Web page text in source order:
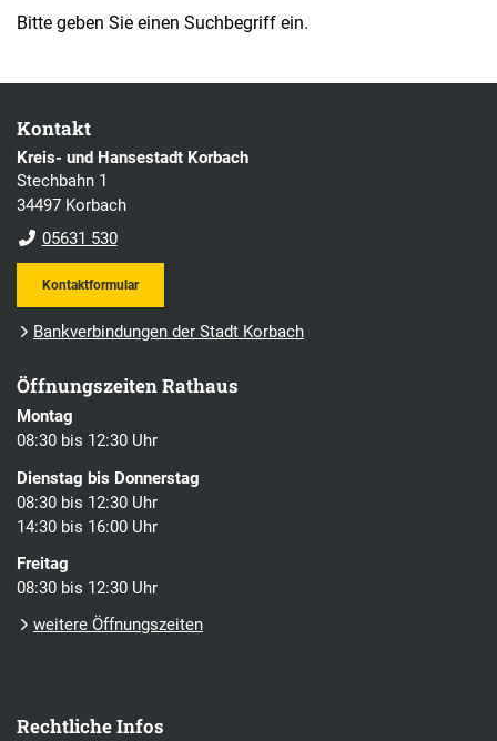
Bitte geben Sie einen Suchbegriff ein.
Kontakt
Kreis- und Hansestadt Korbach
Stechbahn 1
34497 Korbach
05631 530
Kontaktformular
Bankverbindungen der Stadt Korbach
Öffnungszeiten Rathaus
Montag
08:30 bis 12:30 Uhr
Dienstag bis Donnerstag
08:30 bis 12:30 Uhr
14:30 bis 16:00 Uhr
Freitag
08:30 bis 12:30 Uhr
weitere Öffnungszeiten
Rechtliche Infos